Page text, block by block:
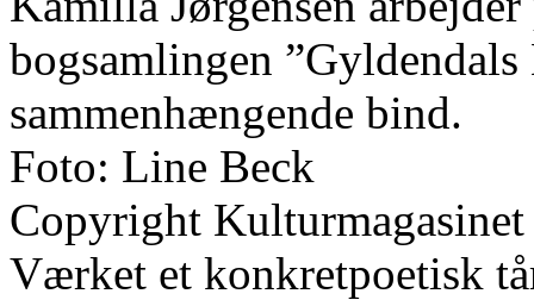
bogsamlingen
sammenhængende bind.
Foto: Line Beck
Copyright
Værket et konkretpoetisk